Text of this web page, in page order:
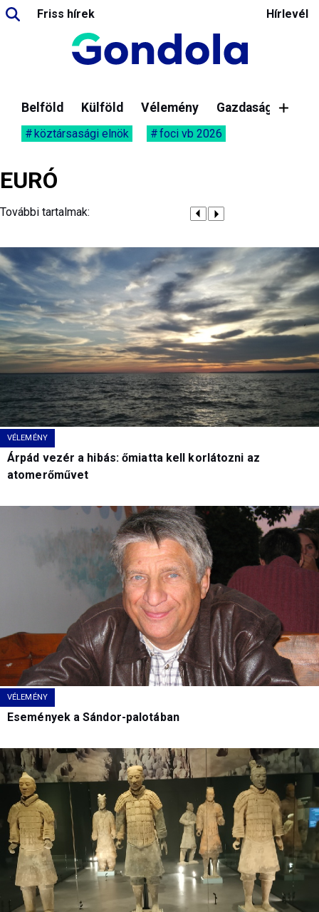
Friss hírek Hírlevél
Belföld Külföld Vélemény Gazdaság
köztársasági elnök foci vb 2026
EURÓ
További tartalmak:
VÉLEMÉNY
Árpád vezér a hibás: őmiatta kell korlátozni az
atomerőművet
VÉLEMÉNY
Események a Sándor-palotában